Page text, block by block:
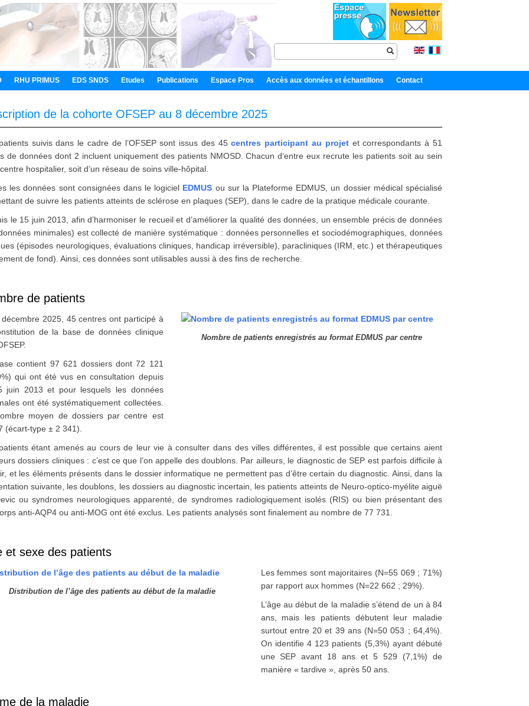
RHU PRIMUS EDS SNDS Etudes Publications Espace Pros Accès aux données et échantillons Contact
de la cohorte OFSEP au 8 décembre 2025
suivis dans le cadre de l’OFSEP sont issus des 45centres participant au projetet correspondants à 51
de données dont 2 incluent uniquement des patients NMOSD. Chacun d’entre eux recrute les patients soit au sein
centre hospitalier, soit d’un réseau de soins ville-hôpital.
les données sont consignées dans le logiciel EDMUS ou sur la Plateforme EDMUS, un dossier médical spécialisé
de suivre les patients atteints de sclérose en plaques (SEP), dans le cadre de la pratique médicale courante.
le 15 juin 2013, afin d’harmoniser le recueil et d’améliorer la qualité des données, un ensemble précis de données
minimales) est collecté de manière systématique : données personnelles et sociodémographiques, données
(épisodes neurologiques, évaluations cliniques, handicap irréversible), paracliniques (IRM, etc.) et thérapeutiques
de fond). Ainsi, ces données sont utilisables aussi à des fins de recherche.
de patients
2025, 45 centres ont participé à
de la base de données clinique
contient 97 621 dossiers dont 72 121
qui ont été vus en consultation depuis
juin 2013 et pour lesquels les données
ont été systématiquement collectées.
moyen de dossiers par centre est
(écart-type ± 2 341).
Nombre de patients enregistrés au format EDMUS par centre
étant amenés au cours de leur vie à consulter dans des villes différentes, il est possible que certains aient
dossiers cliniques : c’est ce que l’on appelle des doublons. Par ailleurs, le diagnostic de SEP est parfois difficile à
et les éléments présents dans le dossier informatique ne permettent pas d’être certain du diagnostic. Ainsi, dans la
suivante, les doublons, les dossiers au diagnostic incertain, les patients atteints de Neuro-optico-myélite aiguë
ou syndromes neurologiques apparenté, de syndromes radiologiquement isolés (RIS) ou bien présentant des
anti-AQP4 ou anti-MOG ont été exclus. Les patients analysés sont finalement au nombre de 77 731.
et sexe des patients
Distribution de l’âge des patients au début de la maladie
Les femmes sont majoritaires (N=55 069 ; 71%)
par rapport aux hommes (N=22 662 ; 29%).
L’âge au début de la maladie s’étend de un à 84
ans, mais les patients débutent leur maladie
surtout entre 20 et 39 ans (N=50 053 ; 64,4%).
On identifie 4 123 patients (5,3%) ayant débuté
une SEP avant 18 ans et 5 529 (7,1%) de
manière « tardive », après 50 ans.
de la maladie